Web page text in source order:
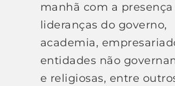
manhã com a presença
lideranças do governo,
academia,
entidades não
e religiosas, entre